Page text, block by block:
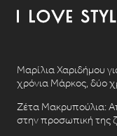
Μαρίλια Χαριδήμου
χρόνια Μάρκος, δύο
Ζέτα Μακρυπούλια:
στην προσωπική της